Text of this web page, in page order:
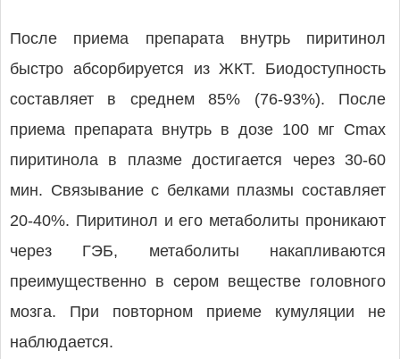
После приема препарата внутрь пиритинол
быстро абсорбируется из ЖКТ. Биодоступность
составляет в среднем 85% (76-93%). После
приема препарата внутрь в дозе 100 мг Cmax
пиритинола в плазме достигается через 30-60
мин. Связывание с белками плазмы составляет
20-40%. Пиритинол и его метаболиты проникают
через ГЭБ, метаболиты накапливаются
преимущественно в сером веществе головного
мозга. При повторном приеме кумуляции не
наблюдается.